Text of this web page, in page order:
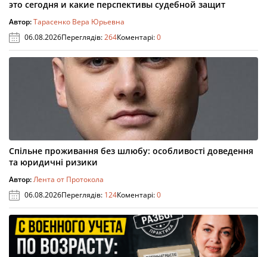
это сегодня и какие перспективы судебной защит
Автор:Тарасенко Вера Юрьевна
06.08.2026Переглядів:264Коментарі:0
Спільне проживання без шлюбу: особливості доведення
та юридичні ризики
Автор:Лента от Протокола
06.08.2026Переглядів: 124Коментарі:0